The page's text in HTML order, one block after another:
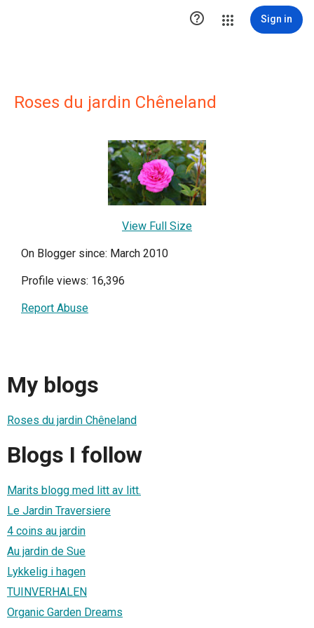
 Sign in
Roses du jardin Chêneland
View Full Size
On Blogger since: March 2010
Profile views: 16,396
Report Abuse
My blogs
Roses du jardin Chêneland
Blogs I follow
Marits blogg med litt av litt.
Le Jardin Traversiere
4 coins au jardin
Au jardin de Sue
Lykkelig i hagen
TUINVERHALEN
Organic Garden Dreams